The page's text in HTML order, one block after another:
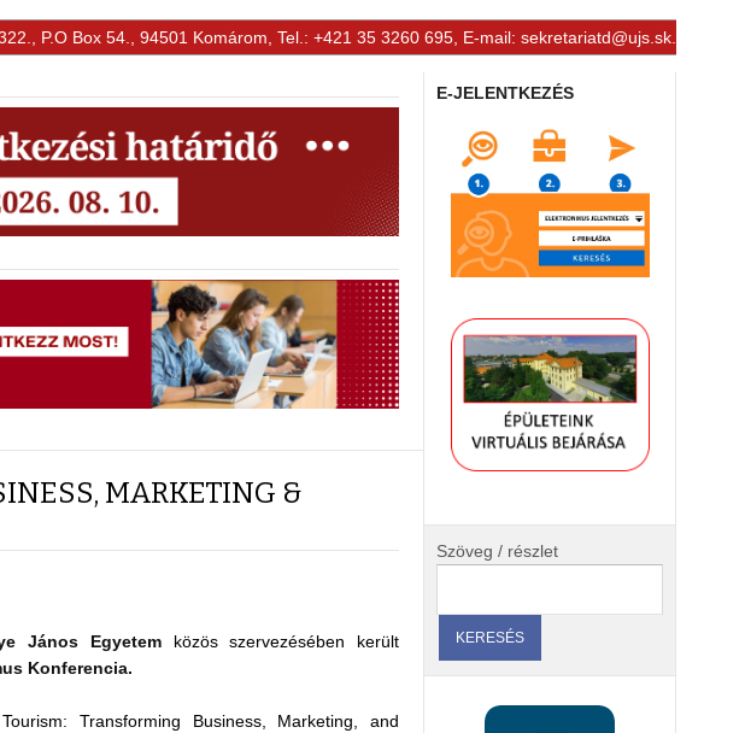
P.O Box 54., 94501 Komárom, Tel.: +421 35 3260 695, E-mail: sekretariatd@ujs.sk
MARKETING &
János Egyetemközös szervezésében került
Konferencia.
Transforming Business, Marketing, and
E-JELENTKEZÉS
Szöveg / részlet